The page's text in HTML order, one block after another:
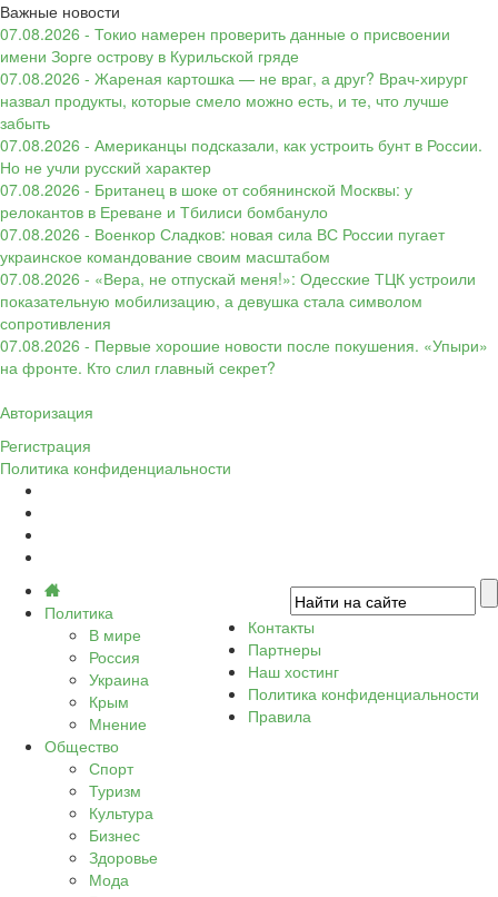
Важные новости
07.08.2026 - Токио намерен проверить данные о присвоении
имени Зорге острову в Курильской гряде
07.08.2026 - Жареная картошка — не враг, а друг? Врач-хирург
назвал продукты, которые смело можно есть, и те, что лучше
забыть
07.08.2026 - Американцы подсказали, как устроить бунт в России.
Но не учли русский характер
07.08.2026 - Британец в шоке от собянинской Москвы: у
релокантов в Ереване и Тбилиси бомбануло
07.08.2026 - Военкор Сладков: новая сила ВС России пугает
украинское командование своим масштабом
07.08.2026 - «Вера, не отпускай меня!»: Одесские ТЦК устроили
показательную мобилизацию, а девушка стала символом
сопротивления
07.08.2026 - Первые хорошие новости после покушения. «Упыри»
на фронте. Кто слил главный секрет?
Авторизация
Регистрация
Политика конфиденциальности
Политика
В мире
Россия
Украина
Крым
Мнение
Общество
Спорт
Туризм
Культура
Бизнес
Здоровье
Мода
Контакты
Партнеры
Наш хостинг
Политика конфиденциальности
Правила